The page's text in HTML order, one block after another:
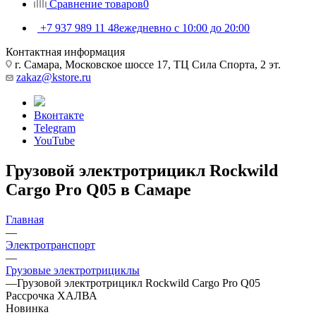
Сравнение товаров0
+7 937 989 11 48ежедневно с 10:00 до 20:00
Контактная информация
г. Самара, Московское шоссе 17, ТЦ Сила Спорта, 2 эт.
zakaz@kstore.ru
Вконтакте
Telegram
YouTube
Грузовой электротрицикл Rockwild
Cargo Pro Q05 в Самаре
Главная
—
Электротранспорт
—
Грузовые электротрициклы
—Грузовой электротрицикл Rockwild Cargo Pro Q05
Рассрочка ХАЛВА
Новинка